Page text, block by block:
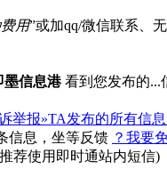
用”或加qq/微信联系、
墨信息港看到您发布的...
举报»TA发布的所有信息
信息，坐等反馈 ？我要
荐使用即时通站内短信)